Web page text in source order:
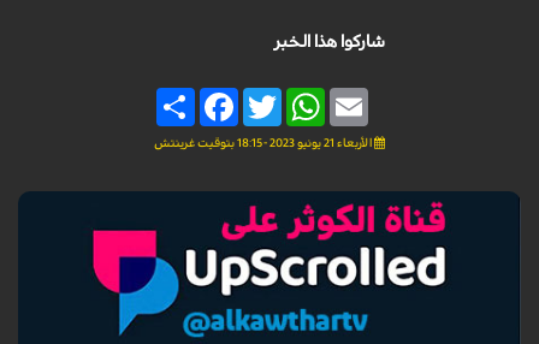
شاركوا هذا الخبر
Share
FacebookTwitter
WhatsAppEmail
الأربعاء 21 يونيو 2023 - 18:15 بتوقيت غرينتش